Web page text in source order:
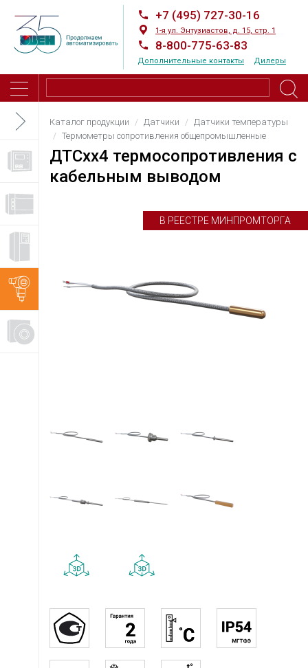
+7 (495) 727-30-16
1-я ул. Энтузиастов, д. 15, стр. 1
8-800-775-63-83
Дополнительные контакты Дилеры
Каталог продукции Датчики
Датчики температуры
Термометры сопротивления общепромышленные
ДТСхх4 термосопротивления с
кабельным выводом
В РЕЕСТРЕ МИНПРОМТОРГА